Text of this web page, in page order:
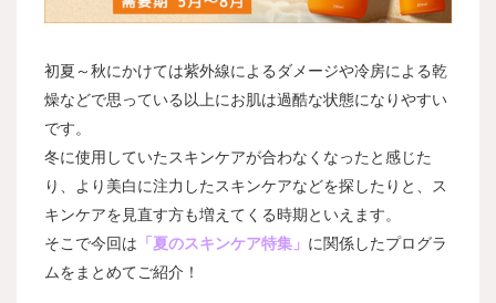
初夏～秋にかけては紫外線によるダメージや冷房による乾
燥などで思っている以上にお肌は過酷な状態になりやすい
です。
冬に使用していたスキンケアが合わなくなったと感じた
り、より美白に注力したスキンケアなどを探したりと、ス
キンケアを見直す方も増えてくる時期といえます。
そこで今回は 「夏のスキンケア特集」 に関係したプログラ
ムをまとめてご紹介！